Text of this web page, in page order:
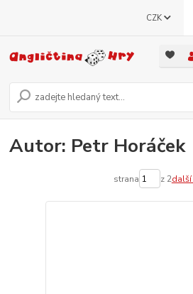
CZK
Autor: Petr Horáček
strana z 2další